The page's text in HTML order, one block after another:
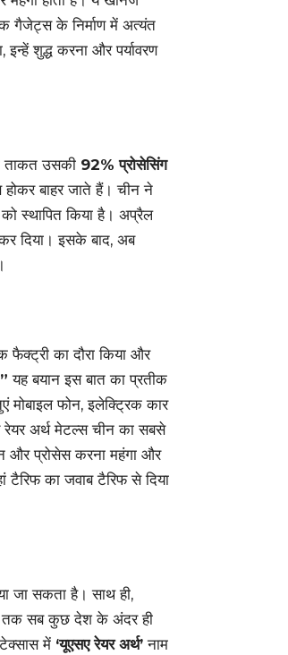
गैजेट्स के निर्माण में अत्यंत
शुद्ध करना और पर्यावरण
ताकत उसकी 92% प्रोसेसिंग
होकर बाहर जाते हैं। चीन ने
स्थापित किया है। अप्रैल
दिया। इसके बाद, अब
फैक्ट्री का दौरा किया और
यह बयान इस बात का प्रतीक
फोन, इलेक्ट्रिक कार
रेयर अर्थ मेटल्स चीन का सबसे
और प्रोसेस करना महंगा और
टैरिफ का जवाब टैरिफ से दिया
जा सकता है। साथ ही,
तक सब कुछ देश के अंदर ही
में ‘यूएसए रेयर अर्थ’ नाम